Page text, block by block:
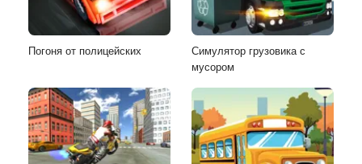
Погоня от полицейских
Симулятор грузовика с
мусором